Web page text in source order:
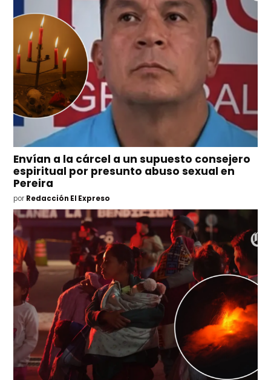
Envían a la cárcel a un supuesto consejero
espiritual por presunto abuso sexual en
Pereira
por Redacción El Expreso